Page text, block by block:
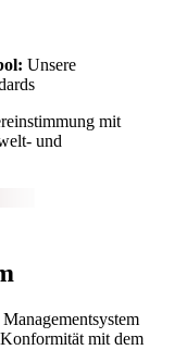
Unsere
mit
und
mit dem